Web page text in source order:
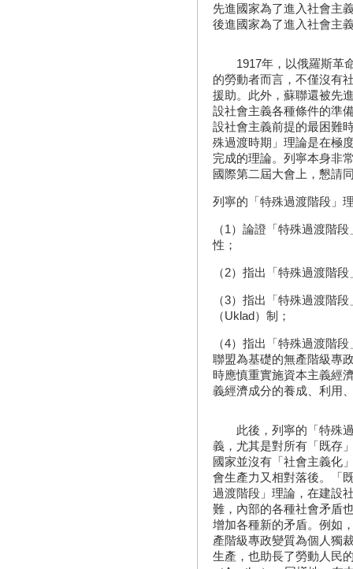
先進國家為了進入社會主
後進國家為了進入社會主
1917年，以俄羅斯革命
的勞動者而言，不僅沒有
援助。此外，蘇聯還被先
設社會主義各種條件的準
設社會主義前提的最困難
殊過渡時期」理論是在極
完成的理論。列寧本身非
國際第二屆大會上，懇請
列寧的「特殊過渡階段」
（1）論證「特殊過渡階
性；
（2）指出「特殊過渡階
（3）指出「特殊過渡階
（Uklad）制；
（4）指出「特殊過渡階
聯盟為基礎的無產階級專
時應慎重實施資本主義經
義經濟成分的養成、利用
此後，列寧的「特殊過
義，尤其是對所有「既存
國家並沒有「社會主義化
會生產力又相對落後。「
過渡階段」理論，在建設
難，內部的各種社會矛盾
增加各種新的矛盾。例如
產階級專政變質為個人獨
生產，也助長了勞動人民